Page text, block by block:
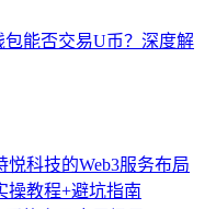
包能否交易U币？深度解
科技的Web3服务布局
操教程+避坑指南